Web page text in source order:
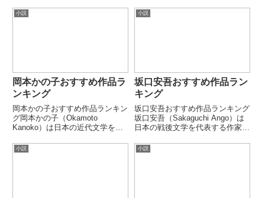
悲劇の伝統を受け継ぎつつ、人間
の情念（愛・嫉妬・運命）を極限
件・組織・人間心理を絡めた重厚
なストーリー構成が特徴です。本
小説
岡本かの子おすすめ作品ラ
ンキング
岡本かの子おすすめ作品ランキン
グ岡本かの子（Okamoto
Kanoko）は日本の近代文学を代
観・美意識・官能性を融合させた
作品で知られています。短歌・小
小説
坂口安吾おすすめ作品ラン
キング
坂口安吾おすすめ作品ランキング
坂口安吾（Sakaguchi Ango）は
日本の戦後文学を代表する作家で
し、人間の本質を描く「無頼派」
の代表的存在です。戦後の混乱期
小説 小説